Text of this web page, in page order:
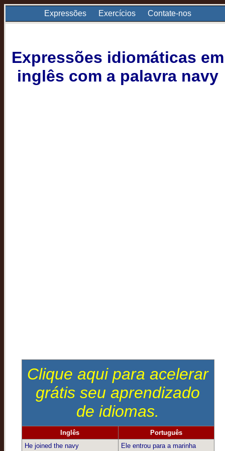
Expressões Exercícios Contate-nos
Expressões idiomáticas em
inglês com a palavra navy
Clique aqui para acelerar
grátis seu aprendizado
de idiomas.
Inglês
Português
He joined the navy
Ele entrou para a marinha